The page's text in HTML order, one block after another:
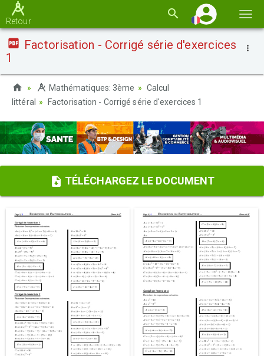
la
Retour
Factorisation - Corrigé série d'exercices
1
Mathématiques: 3ème
Calcul
littéral
Factorisation - Corrigé série d'exercices 1
TÉLÉCHARGEZ LE DOCUMENT